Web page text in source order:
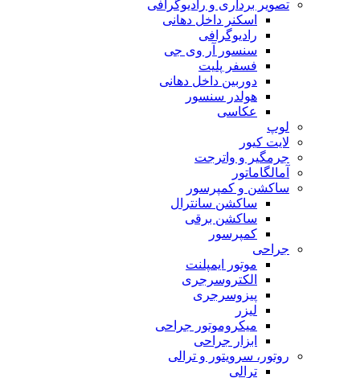
تصویر برداری و رادیوگرافی
اسکنر داخل دهانی
رادیوگرافی
سنسور آر وی جی
فسفر پلیت
دوربین داخل دهانی
هولدر سنسور
عکاسی
لوپ
لایت کیور
جرمگیر و واترجت
آمالگاماتور
ساکشن و کمپرسور
ساکشن سانترال
ساکشن برقی
کمپرسور
جراحی
موتور ایمپلنت
الکتروسرجری
پیزوسرجری
لیزر
میکروموتور جراحی
ابزار جراحی
روتور، سرویتور و ترالی
ترالی